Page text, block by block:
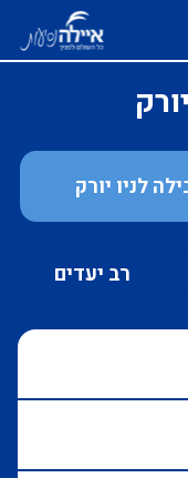
לניו יורק
רב יעדים